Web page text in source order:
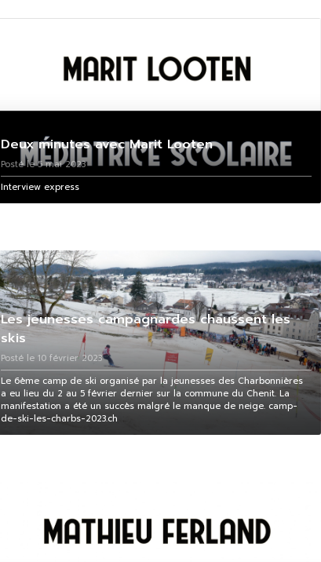
Deux minutes avec Marit Looten
Posté le 5 mai 2023
Interview express
Les jeunesses campagnardes chaussent les
skis
Posté le 10 février 2023
Le 6ème camp de ski organisé par la jeunesses des Charbonnières
a eu lieu du 2 au 5 février dernier sur la commune du Chenit. La
manifestation a été un succès malgré le manque de neige. camp-
de-ski-les-charbs-2023.ch